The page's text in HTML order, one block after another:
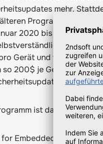
mehr.
Programme
2020 bis spätestens
nicht
Gerät und wurde mit
200$ je Geräte-
im
ist dabei für
Embedded Systems